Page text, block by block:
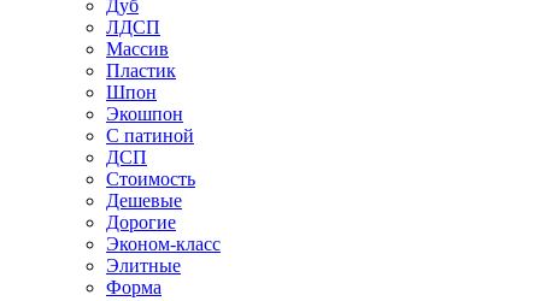
Дуб
ЛДСП
Массив
Пластик
Шпон
Экошпон
С патиной
ДСП
Стоимость
Дешевые
Дорогие
Эконом-класс
Элитные
Форма